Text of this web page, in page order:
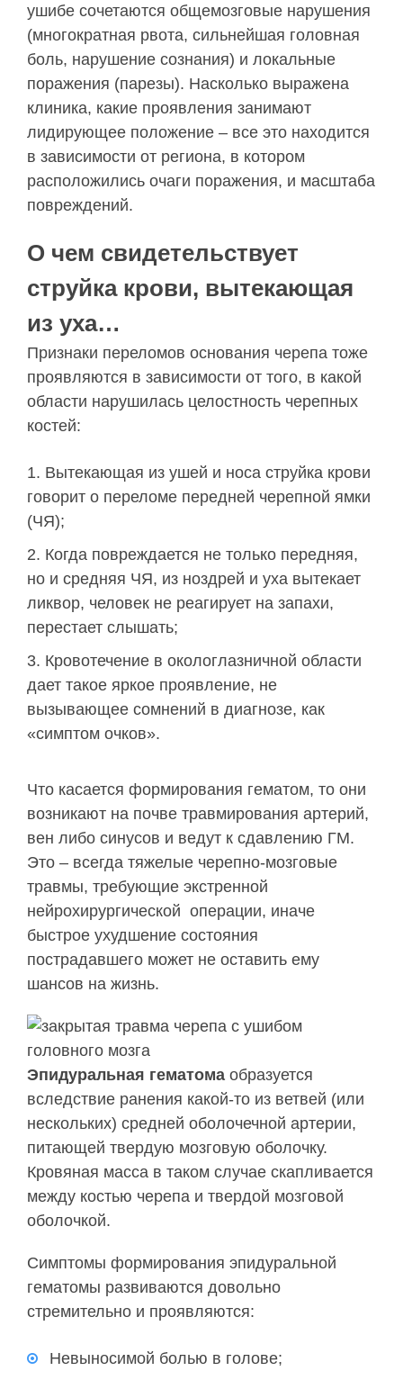
ушибе сочетаются общемозговые нарушения
(многократная рвота, сильнейшая головная
боль, нарушение сознания) и локальные
поражения (парезы). Насколько выражена
клиника, какие проявления занимают
лидирующее положение – все это находится
в зависимости от региона, в котором
расположились очаги поражения, и масштаба
повреждений.
О чем свидетельствует
струйка крови, вытекающая
из уха…
Признаки переломов основания черепа тоже
проявляются в зависимости от того, в какой
области нарушилась целостность черепных
костей:
Вытекающая из ушей и носа струйка крови
говорит о переломе передней черепной ямки
(ЧЯ);
Когда повреждается не только передняя,
но и средняя ЧЯ, из ноздрей и уха вытекает
ликвор, человек не реагирует на запахи,
перестает слышать;
Кровотечение в окологлазничной области
дает такое яркое проявление, не
вызывающее сомнений в диагнозе, как
«симптом очков».
Что касается формирования гематом, то они
возникают на почве травмирования артерий,
вен либо синусов и ведут к сдавлению ГМ.
Это – всегда тяжелые черепно-мозговые
травмы, требующие экстренной
нейрохирургической операции, иначе
быстрое ухудшение состояния
пострадавшего может не оставить ему
шансов на жизнь.
Эпидуральная гематома образуется
вследствие ранения какой-то из ветвей (или
нескольких) средней оболочечной артерии,
питающей твердую мозговую оболочку.
Кровяная масса в таком случае скапливается
между костью черепа и твердой мозговой
оболочкой.
Симптомы формирования эпидуральной
гематомы развиваются довольно
стремительно и проявляются:
Невыносимой болью в голове;